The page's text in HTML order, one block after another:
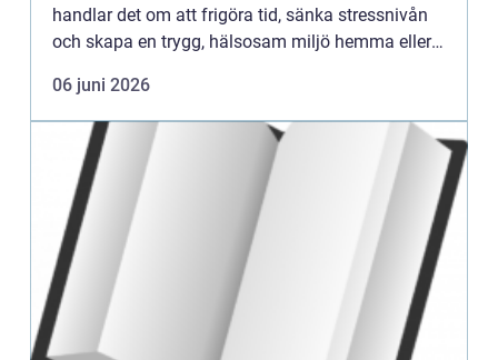
handlar det om att frigöra tid, sänka stressnivån
och skapa en trygg, hälsosam miljö hemma eller
städningen...
06 juni 2026